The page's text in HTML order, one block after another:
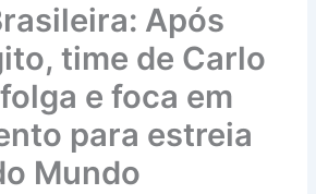
Após
time de Carlo
e foca em
para estreia
Mundo